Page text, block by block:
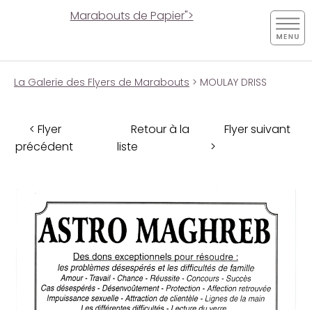
Marabouts de Papier">
La Galerie des Flyers de Marabouts > MOULAY DRISS
< Flyer
précédent
Retour à la
liste
Flyer suivant
>